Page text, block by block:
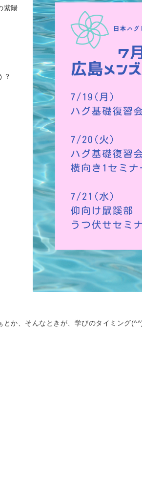
紫陽
？
とか、そんなときが、学びのタイミング